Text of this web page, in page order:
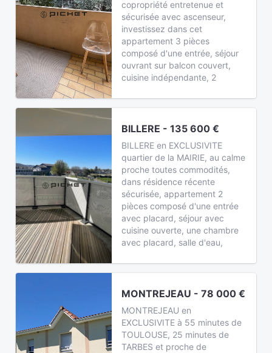
copropriété entretenue et
sécurisée avec ascenseur,
investissez dans cet
appartement 3 pièces
composé d'une entrée, séjour
ouvrant sur balcon couvert,
cuisine indépendante, 2
BILLERE - 135 600 €
BILLERE en EXCLUSIVITE
quartier de la MAIRIE, au calme
proche toutes commodités,
dans résidence récente
sécurisée, appartement 2
pièces composé d'une entrée
avec placard, séjour avec
cuisine ouverte, une chambre
avec placard, salle d'eau,
MONTREJEAU - 78 000 €
MONTREJEAU en
EXCLUSIVITE à 55 minutes de
TOULOUSE, 25 minutes de
TARBES et proche de